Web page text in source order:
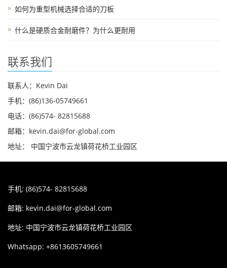
如何为重型机械选择合适的刀板
什么是硬质合金耐磨件？为什么更耐用
联系我们
联系人：Kevin Dai
手机：(86)136-05749661
电话：(86)574- 82815688
邮箱：kevin.dai@for-global.com
地址： 中国宁波市云龙镇荷花桥工业园区
手机: (86)574- 82815688
邮箱: kevin.dai@for-global.com
地址: 中国宁波市云龙镇荷花桥工业园区
Whatsapp: +8613605749661